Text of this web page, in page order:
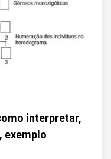
interpretar,
exemplo